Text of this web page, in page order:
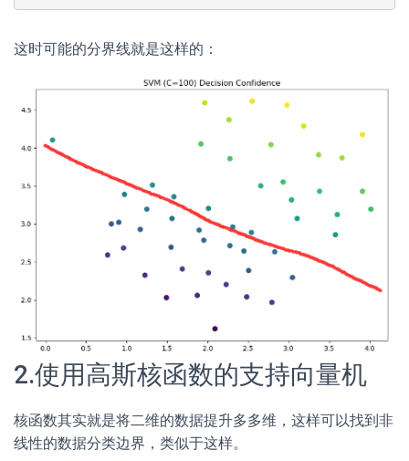
这时可能的分界线就是这样的：
2.使用高斯核函数的支持向量机
核函数其实就是将二维的数据提升多多维，这样可以找到非
线性的数据分类边界，类似于这样。